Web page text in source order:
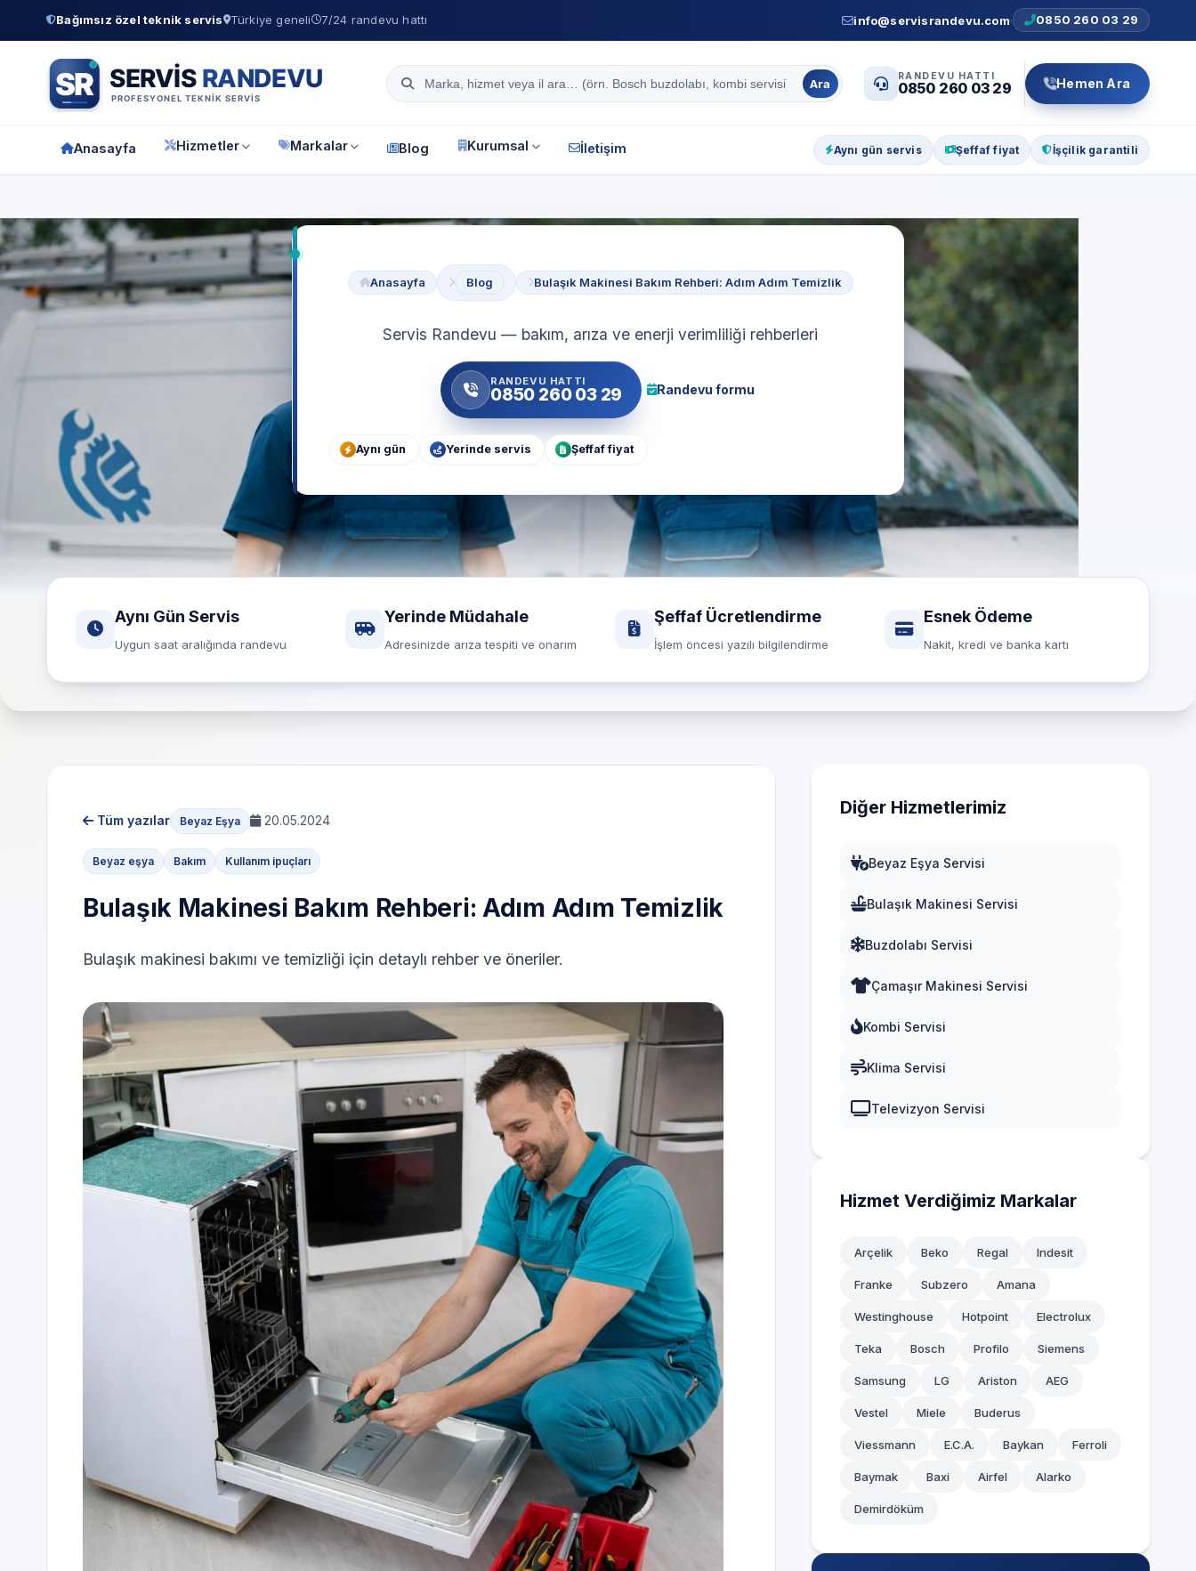
Bağımsız özel teknik servis Türkiye geneli 7/24 randevu hattı info@servisrandevu.com· 0850 260 03 29
Site içi arama Ara
RANDEVU HATTI
0850 260 03 29 Hemen Ara
Anasayfa Hizmetler Markalar Blog Kurumsal İletişim Aynı gün servis Şeffaf fiyat İşçilik garantili
Anasayfa Blog Bulaşık Makinesi Bakım Rehberi: Adım Adım Temizlik
Servis Randevu — bakım, arıza ve enerji verimliliği rehberleri
RANDEVU HATTI
0850 260 03 29 Randevu formu
Aynı gün Yerinde servis Şeffaf fiyat
Aynı Gün Servis
Uygun saat aralığında randevu
Yerinde Müdahale
Adresinizde arıza tespiti ve onarım
Şeffaf Ücretlendirme
İşlem öncesi yazılı bilgilendirme
Esnek Ödeme
Nakit, kredi ve banka kartı
Tüm yazılar Beyaz Eşya 20.05.2024
Beyaz eşya Bakım Kullanım ipuçları
Bulaşık Makinesi Bakım Rehberi: Adım Adım Temizlik
Bulaşık makinesi bakımı ve temizliği için detaylı rehber ve öneriler.
Diğer Hizmetlerimiz
Beyaz Eşya Servisi
Bulaşık Makinesi Servisi
Buzdolabı Servisi
Çamaşır Makinesi Servisi
Kombi Servisi
Klima Servisi
Televizyon Servisi
Hizmet Verdiğimiz Markalar
Arçelik Beko Regal Indesit
Franke Subzero Amana
Westinghouse Hotpoint Electrolux
Teka Bosch Profilo Siemens
Samsung LG Ariston AEG
Vestel Miele Buderus
Viessmann E.C.A. Baykan Ferroli
Baymak Baxi Airfel Alarko
Demirdöküm